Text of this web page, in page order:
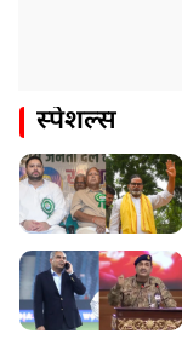
स्पेशल्स